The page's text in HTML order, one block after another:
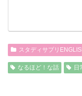
スタディサプリ
なるほど！な話 日